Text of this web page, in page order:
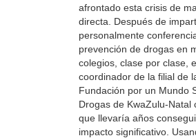
afrontado esta crisis de
directa. Después de
personalmente
prevención de drogas en
colegios, clase por clase,
coordinador de la filial de
Fundación por un Mundo
Drogas de KwaZulu-Natal
que llevaría años
impacto significativo.